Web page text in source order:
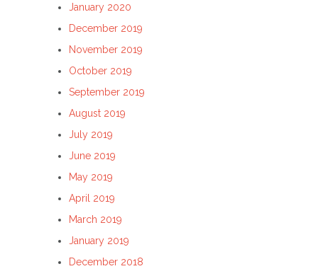
January 2020
December 2019
November 2019
October 2019
September 2019
August 2019
July 2019
June 2019
May 2019
April 2019
March 2019
January 2019
December 2018